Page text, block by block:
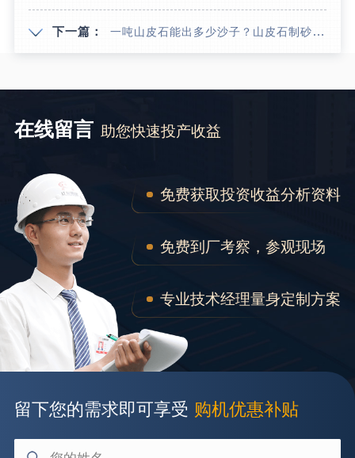
下一篇： 一吨山皮石能出多少沙子？山皮石制砂机哪种好用？
在线留言 助您快速投产收益
免费获取投资收益分析资料
免费到厂考察，参观现场
专业技术经理量身定制方案
留下您的需求即可享受 购机优惠补贴